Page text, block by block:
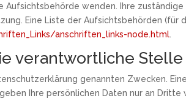
wenden. Ihre
Eine Liste der Aufsichtsbehörden (für
anschriften_links-node.html
verantwortliche
genannten Zwecken.
Ihre persönlichen Daten nur an Dritte